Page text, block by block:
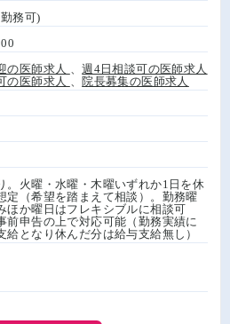
務可)
の医師求人 、週4日相談可の医師求人
の医師求人 院長募集の医師求人
。火曜・水曜・木曜いずれか1日を休
定（希望を踏まえて相談）。勤務曜
ほか曜日はフレキシブルに相談可
前申告の上で対応可能（勤務実績に
給となり休んだ分は給与支給無し）